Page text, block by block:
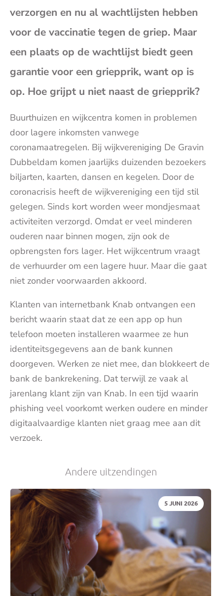
op
Facebook
op
X
op
verzorgen en nu al wachtlijsten hebben
voor de vaccinatie tegen de griep. Maar
een plaats op de wachtlijst biedt geen
garantie voor een griepprik, want op is
op. Hoe grijpt u niet naast de griepprik?
Buurthuizen en wijkcentra komen in problemen
door lagere inkomsten vanwege
coronamaatregelen. Bij wijkvereniging De Gravin
Dubbeldam komen jaarlijks duizenden bezoekers
biljarten, kaarten, dansen en kegelen. Door de
coronacrisis heeft de wijkvereniging een tijd stil
gelegen. Sinds kort worden weer mondjesmaat
activiteiten verzorgd. Omdat er veel minderen
ouderen naar binnen mogen, zijn ook de
opbrengsten fors lager. Het wijkcentrum vraagt
de verhuurder om een lagere huur. Maar die gaat
niet zonder voorwaarden akkoord.
Klanten van internetbank Knab ontvangen een
bericht waarin staat dat ze een app op hun
telefoon moeten installeren waarmee ze hun
identiteitsgegevens aan de bank kunnen
doorgeven. Werken ze niet mee, dan blokkeert de
bank de bankrekening. Dat terwijl ze vaak al
jarenlang klant zijn van Knab. In een tijd waarin
phishing veel voorkomt werken oudere en minder
digitaalvaardige klanten niet graag mee aan dit
verzoek.
Andere uitzendingen
DATUM:
5 JUNI 2026